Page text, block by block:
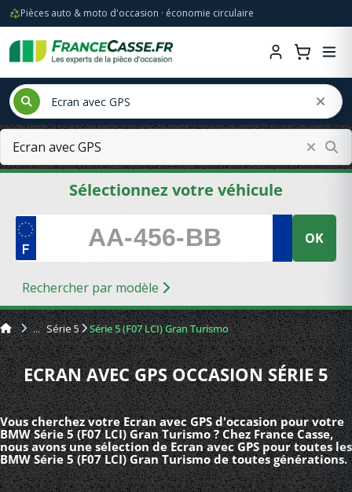
Pièces auto & moto d'occasion · économie circulaire
Sélectionnez votre véhicule
OK
Rechercher par modèle
Série 5 Série 5 (F07 LCI) Gran Turismo
ECRAN AVEC GPS OCCASION SÉRIE 5
Vous cherchez votre Ecran avec GPS d'occasion pour votre
BMW Série 5 (F07 LCI) Gran Turismo ? Chez France Casse,
nous avons une sélection de Ecran avec GPS pour toutes les
BMW Série 5 (F07 LCI) Gran Turismo de toutes générations.